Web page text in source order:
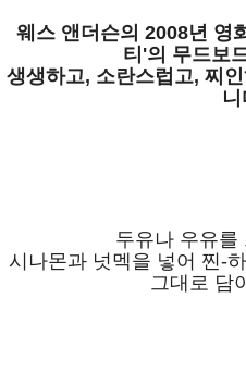
웨스 앤더슨의 2008년 영
티'의 무드보
생생하고, 소란스럽고, 찌
두유나 우유를
시나몬과 넛멕을 넣어 찐-
그대로 담